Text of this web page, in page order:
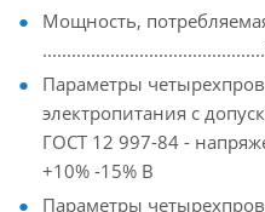
Мощность,
Параметры
электропитания с
ГОСТ 12 997-84 -
+10% -15% В
Параметры